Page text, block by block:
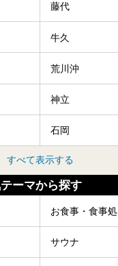
藤代
牛久
荒川沖
神立
石岡
すべて表示する
ーマから探す
お食事・食事処
サウナ